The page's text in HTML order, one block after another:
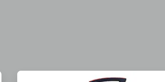
ArticleTile